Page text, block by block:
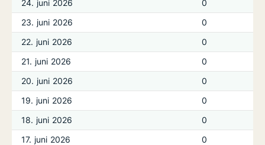
24. juni 2026
0
23. juni 2026
0
22. juni 2026
0
21. juni 2026
0
20. juni 2026
0
19. juni 2026
0
18. juni 2026
0
17. juni 2026
0